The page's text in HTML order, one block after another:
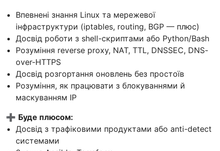
Впевнені знання Linux та мережевої
інфраструктури (iptables, routing, BGP — плюс)
Досвід роботи з shell-скриптами або Python/Bash
Розуміння reverse proxy, NAT, TTL, DNSSEC, DNS-
over-HTTPS
Досвід розгортання оновлень без простоїв
Розуміння, як працювати з блокуваннями й
маскуванням IP
➕ Буде плюсом:
Досвід з трафіковими продуктами або anti-detect
системами